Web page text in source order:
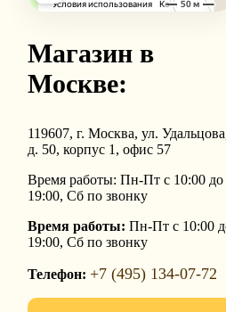
Магазин в
Москве:
119607, г. Москва, ул.
д. 50, корпус 1, офис 57
Время работы: Пн-Пт с 10:00 до
19:00, Сб по звонку
Время работы: Пн-Пт с 10:00
19:00, Сб по звонку
Телефон: +7 (495) 134-07-72